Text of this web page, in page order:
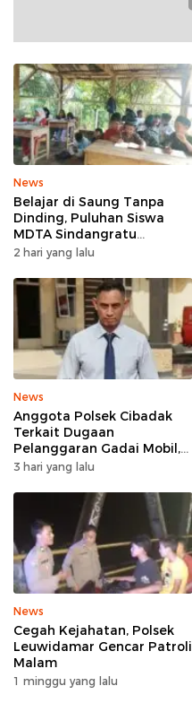
News
Belajar di Saung Tanpa
Dinding, Puluhan Siswa
MDTA Sindangratu
Panggarangan Bertahan
2 hari yang lalu
News
Anggota Polsek Cibadak
Terkait Dugaan
Pelanggaran Gadai Mobil,
Kasus Ditangani Bid
3 hari yang lalu
News
Cegah Kejahatan, Polsek
Leuwidamar Gencar Patroli
Malam
1 minggu yang lalu